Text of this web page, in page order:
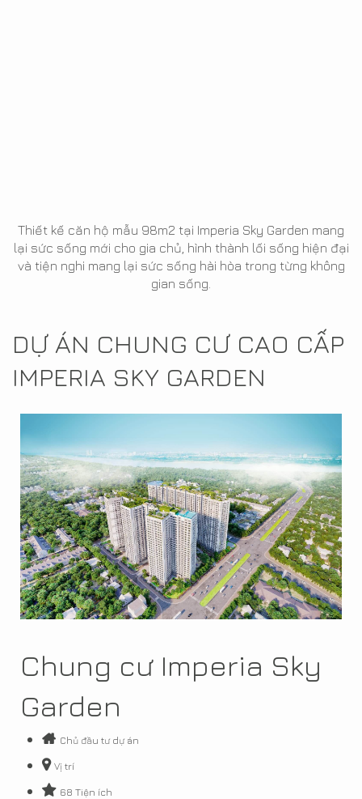
Thiết kế căn hộ mẫu 98m2 tại Imperia Sky Garden mang
lại sức sống mới cho gia chủ, hình thành lối sống hiện đại
và tiện nghi mang lại sức sống hài hòa trong từng không
gian sống.
DỰ ÁN CHUNG CƯ CAO CẤP
IMPERIA SKY GARDEN
Chung cư Imperia Sky
Garden
Chủ đầu tư dự án
Vị trí
68 Tiện ích